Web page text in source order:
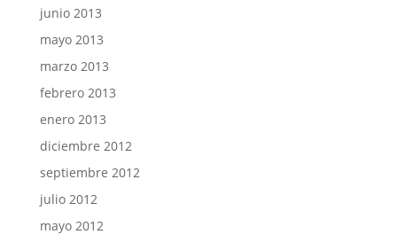
junio 2013
mayo 2013
marzo 2013
febrero 2013
enero 2013
diciembre 2012
septiembre 2012
julio 2012
mayo 2012